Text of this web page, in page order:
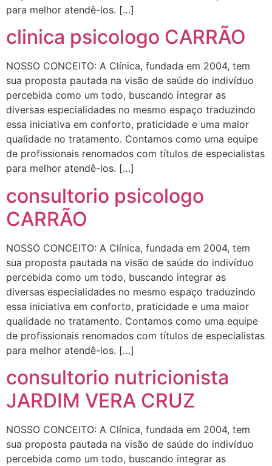
para melhor atendê-los. […]
clinica psicologo CARRÃO
NOSSO CONCEITO: A Clínica, fundada em 2004, tem
sua proposta pautada na visão de saúde do indivíduo
percebida como um todo, buscando integrar as
diversas especialidades no mesmo espaço traduzindo
essa iniciativa em conforto, praticidade e uma maior
qualidade no tratamento. Contamos como uma equipe
de profissionais renomados com títulos de especialistas
para melhor atendê-los. […]
consultorio psicologo
CARRÃO
NOSSO CONCEITO: A Clínica, fundada em 2004, tem
sua proposta pautada na visão de saúde do indivíduo
percebida como um todo, buscando integrar as
diversas especialidades no mesmo espaço traduzindo
essa iniciativa em conforto, praticidade e uma maior
qualidade no tratamento. Contamos como uma equipe
de profissionais renomados com títulos de especialistas
para melhor atendê-los. […]
consultorio nutricionista
JARDIM VERA CRUZ
NOSSO CONCEITO: A Clínica, fundada em 2004, tem
sua proposta pautada na visão de saúde do indivíduo
percebida como um todo, buscando integrar as